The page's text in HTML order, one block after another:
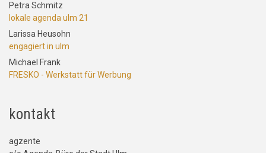
Petra Schmitz
lokale agenda ulm 21
Larissa Heusohn
engagiert in ulm
Michael Frank
FRESKO - Werkstatt für Werbung
kontakt
agzente